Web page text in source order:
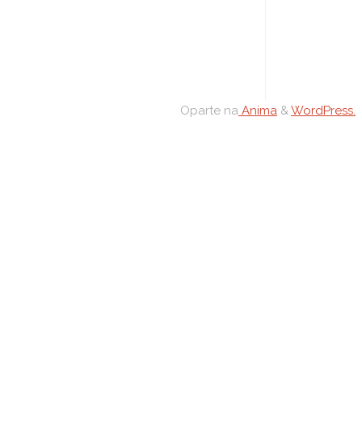
Oparte na Anima &WordPress.